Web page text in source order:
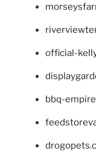
official-
bbq-